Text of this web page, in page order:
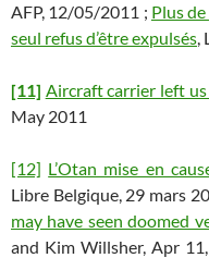
AFP, 12/05/2011 ; Plus
seul refus d’être expulsés,
[11] Aircraft carrier left
May 2011
[12] L’Otan mise en
Libre Belgique, 29 mars
may have seen doomed
and Kim Willsher, Apr